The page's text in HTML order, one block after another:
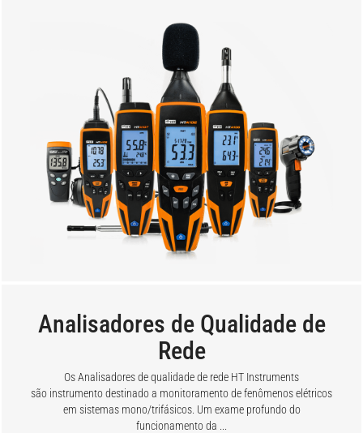
Analisadores de Qualidade de
Rede
Os Analisadores de qualidade de rede HT Instruments
são instrumento destinado a monitoramento de fenômenos elétricos
em sistemas mono/trifásicos. Um exame profundo do
funcionamento da ...